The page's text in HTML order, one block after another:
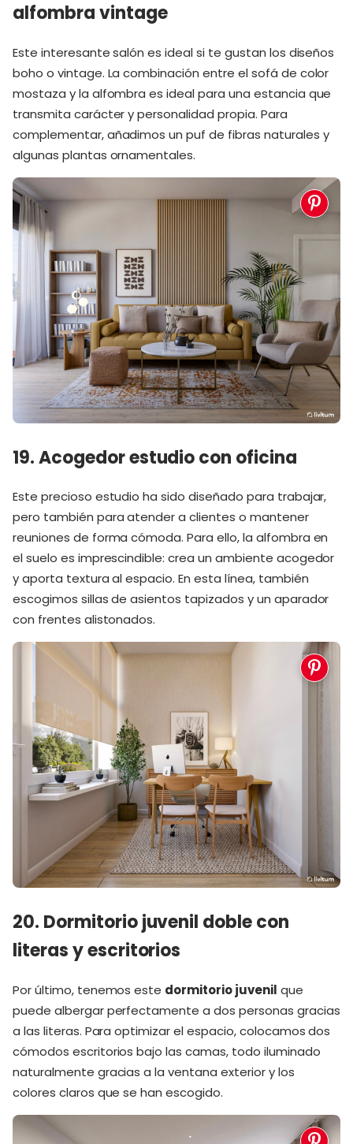
alfombra vintage
Este interesante salón es ideal si te gustan los diseños
boho o vintage. La combinación entre el sofá de color
mostaza y la alfombra es ideal para una estancia que
transmita carácter y personalidad propia. Para
complementar, añadimos un puf de fibras naturales y
algunas plantas ornamentales.
19. Acogedor estudio con oficina
Este precioso estudio ha sido diseñado para trabajar,
pero también para atender a clientes o mantener
reuniones de forma cómoda. Para ello, la alfombra en
el suelo es imprescindible: crea un ambiente acogedor
y aporta textura al espacio. En esta línea, también
escogimos sillas de asientos tapizados y un aparador
con frentes alistonados.
20. Dormitorio juvenil doble con
literas y escritorios
Por último, tenemos este dormitorio juvenil que
puede albergar perfectamente a dos personas gracias
a las literas. Para optimizar el espacio, colocamos dos
cómodos escritorios bajo las camas, todo iluminado
naturalmente gracias a la ventana exterior y los
colores claros que se han escogido.